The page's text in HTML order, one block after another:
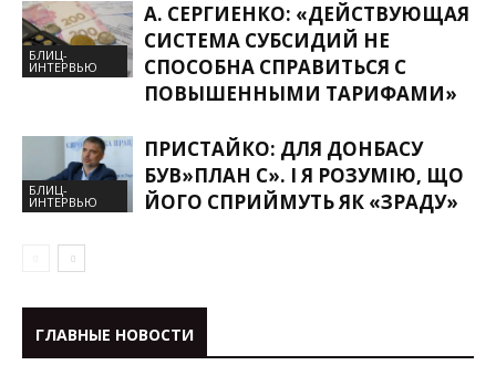
БЛИЦ-
ИНТЕРВЬЮ
А. СЕРГИЕНКО: «ДЕЙСТВУЮЩАЯ
СИСТЕМА СУБСИДИЙ НЕ
СПОСОБНА СПРАВИТЬСЯ С
ПОВЫШЕННЫМИ ТАРИФАМИ»
БЛИЦ-
ИНТЕРВЬЮ
ПРИСТАЙКО: ДЛЯ ДОНБАСУ
БУВ»ПЛАН С». І Я РОЗУМІЮ, ЩО
ЙОГО СПРИЙМУТЬ ЯК «ЗРАДУ»
ГЛАВНЫЕ НОВОСТИ